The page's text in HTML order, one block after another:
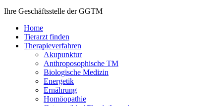
Ihre Geschäftsstelle der GGTM
Home
Tierarzt finden
Therapieverfahren
Akupunktur
Anthroposophische TM
Biologische Medizin
Energetik
Ernährung
Homöopathie